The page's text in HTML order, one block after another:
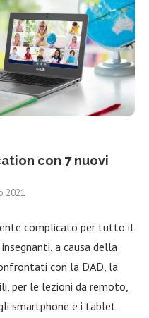
con 7 nuovi
2021
complicato per tutto il
a causa della
con la DAD, la
per le lezioni da remoto,
smartphone e i tablet.